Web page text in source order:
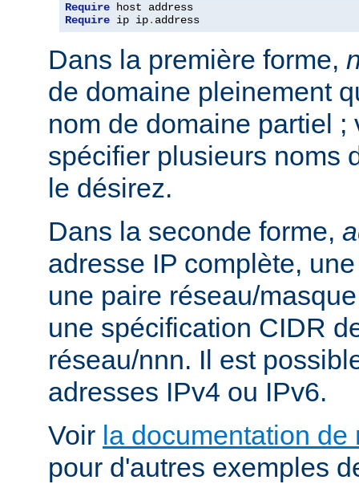
Require
Require ip ip. address
Dans la première forme,
de domaine pleinement
nom de domaine partiel ;
spécifier plusieurs noms
le désirez.
Dans la seconde forme,
adresse IP complète,
une paire réseau/
une spécification CIDR
réseau/nnn. Il est
adresses IPv4 ou IPv6.
Voir la documentation de
pour d'autres exemples